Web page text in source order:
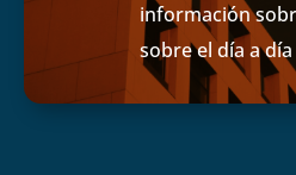
información
sobre el día a